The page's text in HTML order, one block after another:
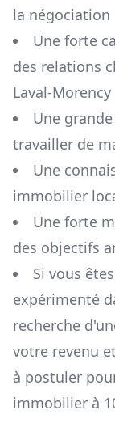
la négociation
Une forte
des relations
Laval-Morency
Une
travailler de
Une
immobilier
Une forte
des objectifs
Si vous
expérimenté
recherche
votre revenu
à postuler
immobilier à